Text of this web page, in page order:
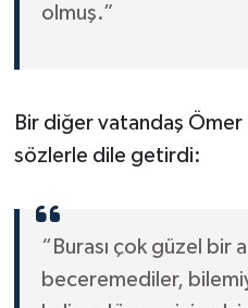
olmuş.”
Bir diğer vatandaş Ömer
sözlerle dile getirdi:
“Burası çok güzel bir
beceremediler,